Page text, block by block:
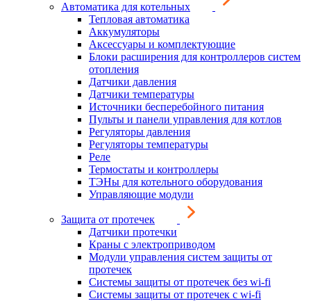
Автоматика для котельных
Тепловая автоматика
Аккумуляторы
Аксессуары и комплектующие
Блоки расширения для контроллеров систем
отопления
Датчики давления
Датчики температуры
Источники бесперебойного питания
Пульты и панели управления для котлов
Регуляторы давления
Регуляторы температуры
Реле
Термостаты и контроллеры
ТЭНы для котельного оборудования
Управляющие модули
Защита от протечек
Датчики протечки
Краны с электроприводом
Модули управления систем защиты от
протечек
Системы защиты от протечек без wi-fi
Системы защиты от протечек с wi-fi